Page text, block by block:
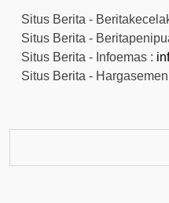
Situs Berita -
Situs Berita -
Situs Berita - Infoemas :
Situs Berita - Hargasemen